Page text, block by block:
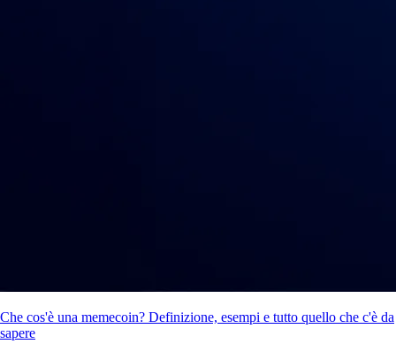
Che cos'è una memecoin? Definizione, esempi e tutto quello che c'è da
sapere